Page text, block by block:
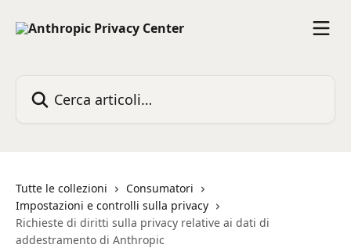
Tutte le collezioni
Consumatori
Impostazioni e controlli sulla privacy
Richieste di diritti sulla privacy relative ai dati di
addestramento di Anthropic